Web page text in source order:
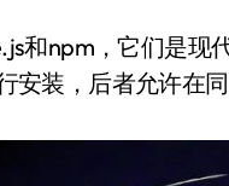
和npm，它们是现
安装，后者允许在